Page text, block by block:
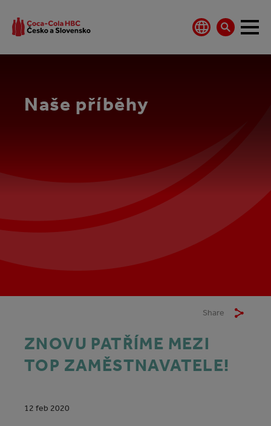
Naše příběhy
Share
ZNOVU PATŘÍME MEZI
TOP ZAMĚSTNAVATELE!
12 feb 2020